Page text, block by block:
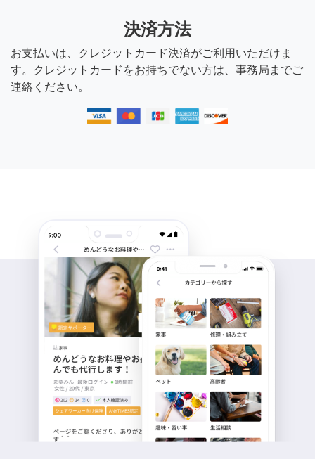
決済方法
お支払いは、クレジットカード決済がご利用いただけま
す。クレジットカードをお持ちでない方は、事務局までご
連絡ください。